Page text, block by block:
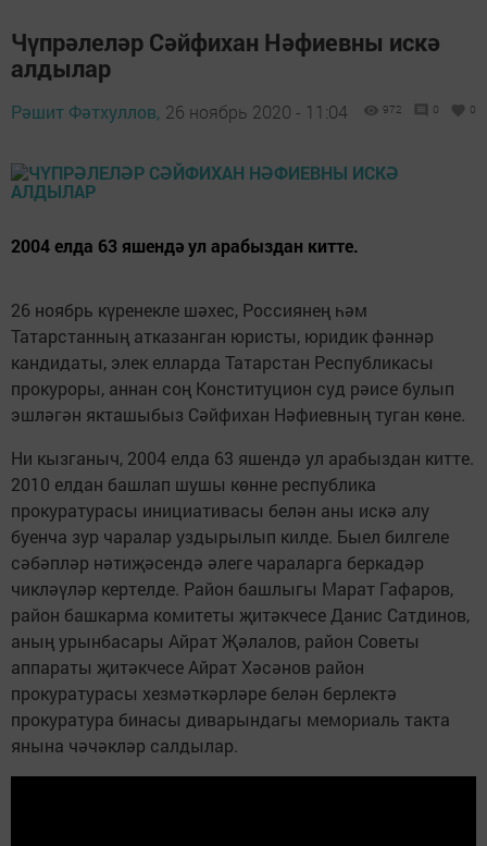
Чүпрәлеләр Сәйфихан Нәфиевны искә
алдылар
Рәшит Фәтхуллов, 26 ноябрь 2020 - 11:04 972 0 0
2004 елда 63 яшендә ул арабыздан китте.
26 ноябрь күренекле шәхес, Россиянең һәм
Татарстанның атказанган юристы, юридик фәннәр
кандидаты, элек елларда Татарстан Республикасы
прокуроры, аннан соң Конституцион суд рәисе булып
эшләгән якташыбыз Сәйфихан Нәфиевның туган көне.
Ни кызганыч, 2004 елда 63 яшендә ул арабыздан китте.
2010 елдан башлап шушы көнне республика
прокуратурасы инициативасы белән аны искә алу
буенча зур чаралар уздырылып килде. Быел билгеле
сәбәпләр нәтиҗәсендә әлеге чараларга беркадәр
чикләүләр кертелде. Район башлыгы Марат Гафаров,
район башкарма комитеты җитәкчесе Данис Сатдинов,
аның урынбасары Айрат Җәлалов, район Советы
аппараты җитәкчесе Айрат Хәсәнов район
прокуратурасы хезмәткәрләре белән берлектә
прокуратура бинасы диварындагы мемориаль такта
янына чәчәкләр салдылар.